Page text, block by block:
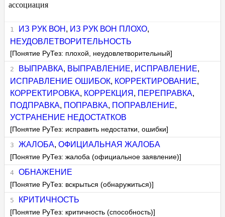
ассоциация
ИЗ РУК ВОН , ИЗ РУК ВОН ПЛОХО,
НЕУДОВЛЕТВОРИТЕЛЬНОСТЬ
[Понятие РуТез: плохой, неудовлетворительный]
ВЫПРАВКА, ВЫПРАВЛЕНИЕ, ИСПРАВЛЕНИЕ,
ИСПРАВЛЕНИЕ ОШИБОК, КОРРЕКТИРОВАНИЕ,
КОРРЕКТИРОВКА, КОРРЕКЦИЯ , ПЕРЕПРАВКА,
ПОДПРАВКА, ПОПРАВКА, ПОПРАВЛЕНИЕ,
УСТРАНЕНИЕ НЕДОСТАТКОВ
[Понятие РуТез: исправить недостатки, ошибки]
ЖАЛОБА, ОФИЦИАЛЬНАЯ ЖАЛОБА
[Понятие РуТез: жалоба (официальное заявление)]
ОБНАЖЕНИЕ
[Понятие РуТез: вскрыться (обнаружиться)]
КРИТИЧНОСТЬ
[Понятие РуТез: критичность (способность)]